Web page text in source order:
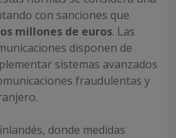
con sanciones que
millones de euros. Las
disponen de
sistemas avanzados
fraudulentas y
donde medidas